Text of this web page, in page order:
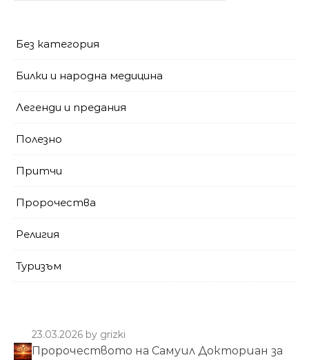
Без категория
Билки и народна медицина
Легенди и предания
Полезно
Притчи
Пророчества
Религия
Туризъм
23.03.2026 by grizki
Пророчеството на Самуил Докториан за